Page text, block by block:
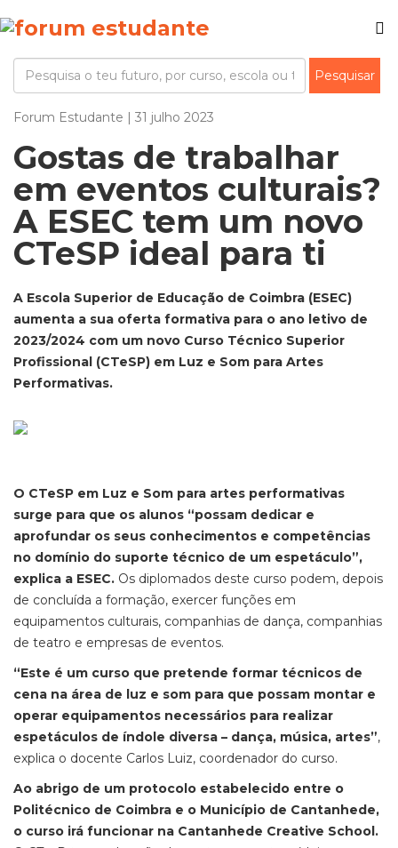
Forum Estudante | 31 julho 2023
Gostas de trabalhar
em eventos culturais?
A ESEC tem um novo
CTeSP ideal para ti
A Escola Superior de Educação de Coimbra (ESEC)
aumenta a sua oferta formativa para o ano letivo de
2023/2024 com um novo Curso Técnico Superior
Profissional (CTeSP) em Luz e Som para Artes
Performativas.
O CTeSP em Luz e Som para artes performativas
surge para que os alunos “possam dedicar e
aprofundar os seus conhecimentos e competências
no domínio do suporte técnico de um espetáculo”,
explica a ESEC. Os diplomados deste curso podem, depois
de concluída a formação, exercer funções em
equipamentos culturais, companhias de dança, companhias
de teatro e empresas de eventos.
“Este é um curso que pretende formar técnicos de
cena na área de luz e som para que possam montar e
operar equipamentos necessários para realizar
espetáculos de índole diversa – dança, música, artes”,
explica o docente Carlos Luiz, coordenador do curso.
Ao abrigo de um protocolo estabelecido entre o
Politécnico de Coimbra e o Município de Cantanhede,
o curso irá funcionar na Cantanhede Creative School.